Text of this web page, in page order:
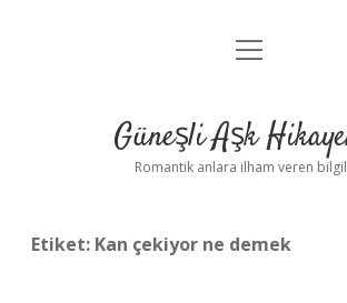
Anasayfa
Yasal Uyarı
menüyü
Güneşli Aşk
Romantik anlara ilham veren
Etiket: Kan çekiyor ne demek